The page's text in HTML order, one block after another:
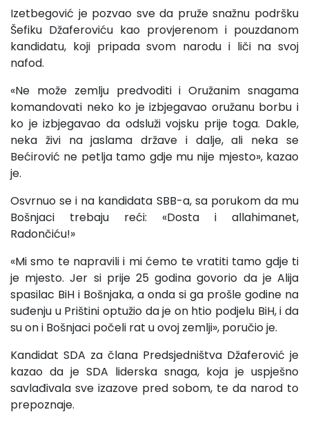
Izetbegović je pozvao sve da pruže snažnu podršku
Šefiku Džaferoviću kao provjerenom i pouzdanom
kandidatu, koji pripada svom narodu i liči na svoj
nafod.
«Ne može zemlju predvoditi i Oružanim snagama
komandovati neko ko je izbjegavao oružanu borbu i
ko je izbjegavao da odsluži vojsku prije toga. Dakle,
neka živi na jaslama države i dalje, ali neka se
Bećirović ne petlja tamo gdje mu nije mjesto», kazao
je.
Osvrnuo se i na kandidata SBB-a, sa porukom da mu
Bošnjaci trebaju reći: «Dosta i allahimanet,
Radončiću!»
«Mi smo te napravili i mi ćemo te vratiti tamo gdje ti
je mjesto. Jer si prije 25 godina govorio da je Alija
spasilac BiH i Bošnjaka, a onda si ga prošle godine na
suđenju u Prištini optužio da je on htio podjelu BiH, i da
su on i Bošnjaci počeli rat u ovoj zemlji», poručio je.
Kandidat SDA za člana Predsjedništva Džaferović je
kazao da je SDA liderska snaga, koja je uspješno
savlađivala sve izazove pred sobom, te da narod to
prepoznaje.